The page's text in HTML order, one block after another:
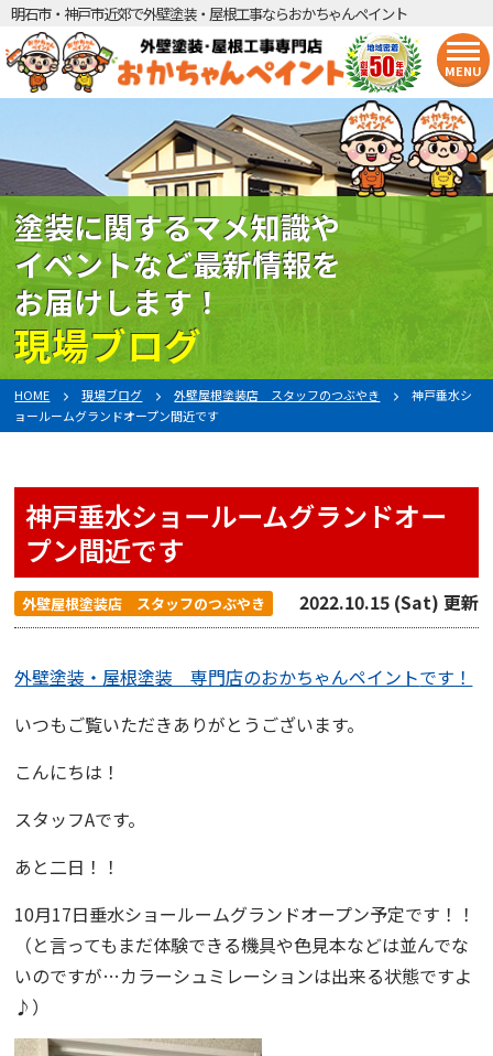
明石市・神戸市近郊で外壁塗装・屋根工事ならおかちゃんペイント
MENU
塗装に関するマメ知識や
イベントなど最新情報を
お届けします！
現場ブログ
HOME 現場ブログ 外壁屋根塗装店 スタッフのつぶやき
神戸垂水シ
ョールームグランドオープン間近です
神戸垂水ショールームグランドオー
プン間近です
外壁屋根塗装店 スタッフのつぶやき 2022.10.15 (Sat) 更新
外壁塗装・屋根塗装 専門店のおかちゃんペイントです！
いつもご覧いただきありがとうございます。
こんにちは！
スタッフAです。
あと二日！！
10月17日垂水ショールームグランドオープン予定です！！
（と言ってもまだ体験できる機具や色見本などは並んでな
いのですが…カラーシュミレーションは出来る状態ですよ
♪）